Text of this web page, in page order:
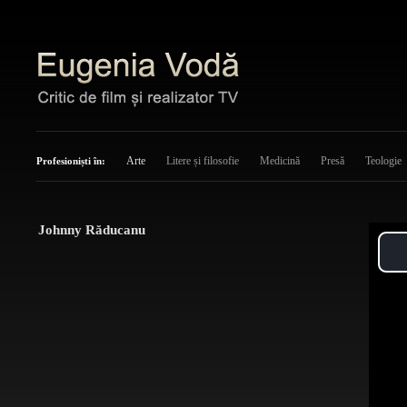
Profesioniști în: Arte Litere și filosofie Medicină Presă Teologie
Johnny Răducanu